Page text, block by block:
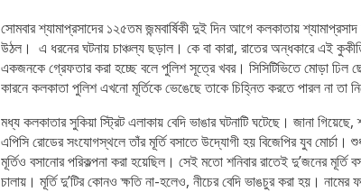
সোমবার শ্যামাপ্রসাদের ১২৫তম জন্মবার্ষিকী দুই দিন আগে কলকাতায় শ্যামাপ্রসাদ
উঠল। এ ধরনের ঘটনায় চাঞ্চল্য ছড়াল। কে বা কারা, রাতের অন্ধকারে এই
একজনকে গ্রেফতার করা হচ্ছে বলে পুলিশ সূত্রে খবর। সিসিটিভিতে মোড়া ঢিল
কারনে কলকাতা পুলিশ এখনো মূর্তিকে ভেঙেছে তাকে চিহ্নিত করতে পারল না
মধ্য কলকাতার সুকিয়া স্ট্রিট এলাকায় বেদি ভাঙার ঘটনাটি ঘটেছে। জানা গিয়েছে,
এপিসি রোডের সংযোগস্থলে তাঁর মূর্তি বসাতে উদ্যোগী হয় বিজেপির যুব মোর্চা।
মূর্তিও বসানোর পরিকল্পনা করা হয়েছিল। সেই মতো শনিবার রাতেই দু’জনের
চালায়। মূর্তি দু’টির কোনও ক্ষতি না-হলেও, নীচের বেদি ভাঙচুর করা হয়।